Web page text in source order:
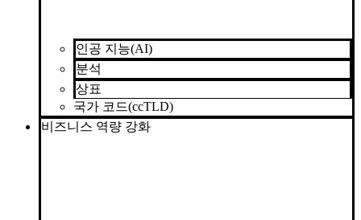
인공 지능(AI)
분석
상표
국가 코드(ccTLD)
비즈니스 역량 강화